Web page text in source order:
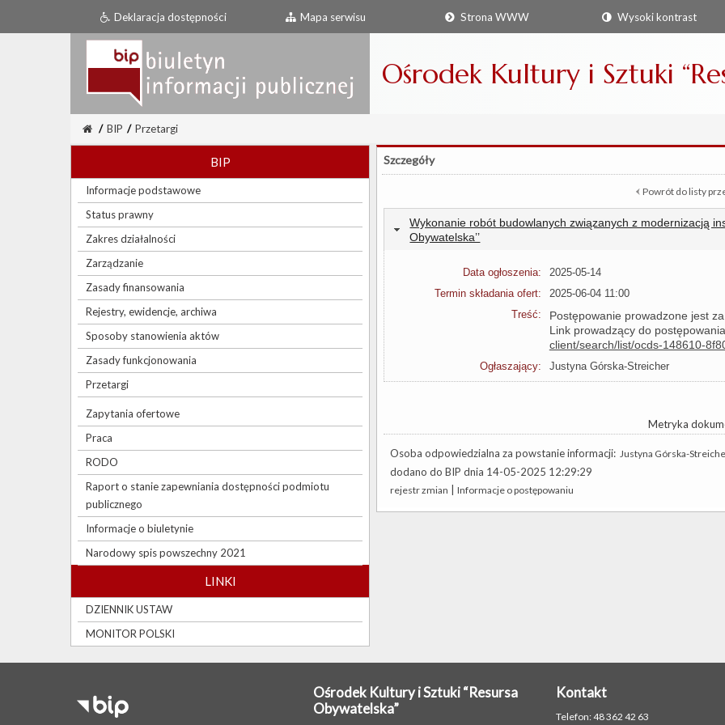
Deklaracja dostępności Mapa serwisu Strona WWW Wysoki kontrast
Ośrodek Kultury i Sztuki
/ BIP / Przetargi
BIP
Informacje podstawowe
Status prawny
Zakres działalności
Zarządzanie
Zasady finansowania
Rejestry, ewidencje, archiwa
Sposoby stanowienia aktów
Zasady funkcjonowania
Przetargi
Zapytania ofertowe
Praca
RODO
Raport o stanie zapewniania dostępności podmiotu
publicznego
Informacje o biuletynie
Narodowy spis powszechny 2021
LINKI
DZIENNIK USTAW
MONITOR POLSKI
Szczegóły
Powrót do listy
Wykonanie robót budowlanych związanych z modernizacją
Obywatelska’’
Data ogłoszenia:
2025-05-14
Termin składania ofert:
2025-06-04 11:00
Treść:
Postępowanie prowadzone jest
Link prowadzący do
client/search/list/ocds-148610-
Ogłaszający: Justyna Górska-Streicher
Metryka
Osoba odpowiedzialna za powstanie informacji: Justyna Górska-
dodano do BIP dnia 14-05-2025 12:29:29
rejestr zmian Informacje o postępowaniu
Ośrodek Kultury i Sztuki “Resursa
Obywatelska”
Kontakt
Telefon: 48 362 42 63